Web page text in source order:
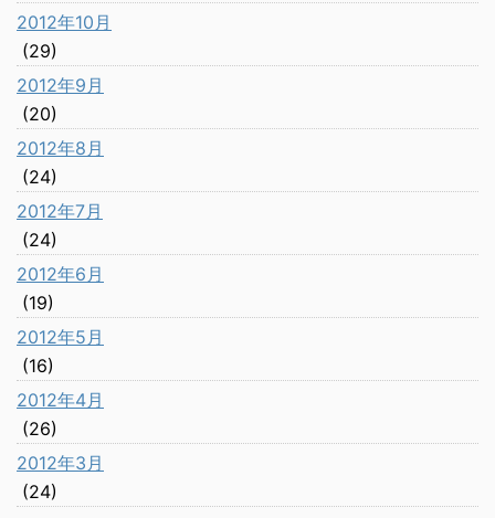
2012年10月
(29)
2012年9月
(20)
2012年8月
(24)
2012年7月
(24)
2012年6月
(19)
2012年5月
(16)
2012年4月
(26)
2012年3月
(24)